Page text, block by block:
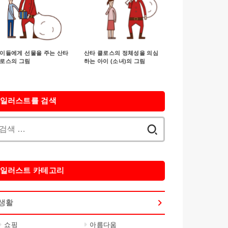
들에게 선물을 주는 산타
스의 그림
산타 클로스의 정체성을 의심
하는 아이 (소녀)의 그림
일러스트를 검색
일러스트 카테고리
활
쇼핑 아름다움